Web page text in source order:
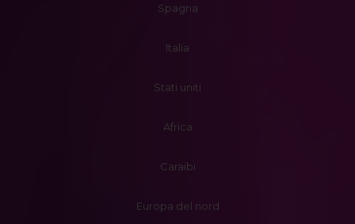
Spagna
Italia
Stati uniti
Africa
Caraibi
Europa del nord